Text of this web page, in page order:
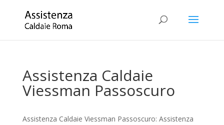
Assistenza Caldaie
Viessman Passoscuro
Assistenza Caldaie Viessman Passoscuro: Assistenza